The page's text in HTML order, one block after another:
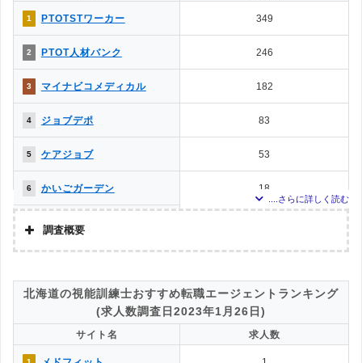
11 MC-介護のお仕事 4
12
ュネット
3
12 PTOT転職ナビ 3
14
エルユーエス
0
14
お仕事サポート
0
ち、「条件：作業療法士」「地域：北海道」の条件に合致する求人数をカウン
1 PTOTSTワーカー 349
2 PTOT人材バンク 246
3 マイナビコメディカル 182
4 ジョブデポ 83
5 ケアジョブ 53
6 かいごガーデン 18
クリックジョブ介護
9 メドフィット 4
10
メディカル・コンシェルジ
ュネット
2
11 MC-介護のお仕事 1
調査概要
株式会社アドバンスフロー
調査対象とした転職エージェントについて
Googleで「リハビリ 転職エージェント」という検索ワードで検索して掲載し
ていた「『有料職業紹介事業許可』を取得している」「職種別での求人数算出
北海道の視能訓練士おすすめ転職エージェントランキング
(求人数調査日2023年1月26日)
サイト名 求人数